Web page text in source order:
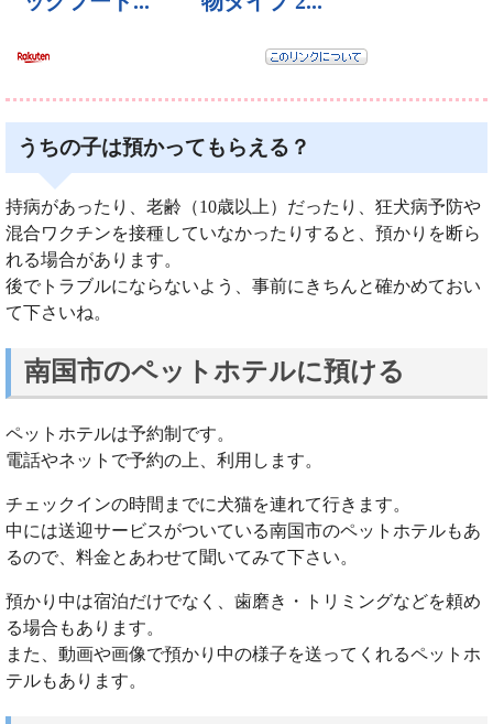
うちの子は預かってもらえる？
持病があったり、老齢（10歳以上）だったり、狂犬病予防や
混合ワクチンを接種していなかったりすると、預かりを断ら
れる場合があります。
後でトラブルにならないよう、事前にきちんと確かめておい
て下さいね。
南国市のペットホテルに預ける
ペットホテルは予約制です。
電話やネットで予約の上、利用します。
チェックインの時間までに犬猫を連れて行きます。
中には送迎サービスがついている南国市のペットホテルもあ
るので、料金とあわせて聞いてみて下さい。
預かり中は宿泊だけでなく、歯磨き・トリミングなどを頼め
る場合もあります。
また、動画や画像で預かり中の様子を送ってくれるペットホ
テルもあります。